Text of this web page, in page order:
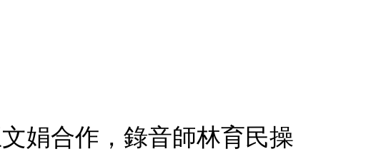
娟合作，錄音師林育民操